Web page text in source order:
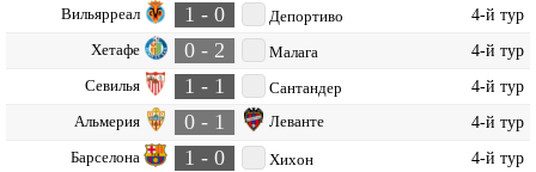
Вильярреал 1 - 0 Депортиво 4-й тур
Хетафе 0 - 2 Малага 4-й тур
Севилья 1 - 1 Сантандер 4-й тур
Альмерия 0 - 1 Леванте 4-й тур
Барселона 1 - 0 Хихон 4-й тур